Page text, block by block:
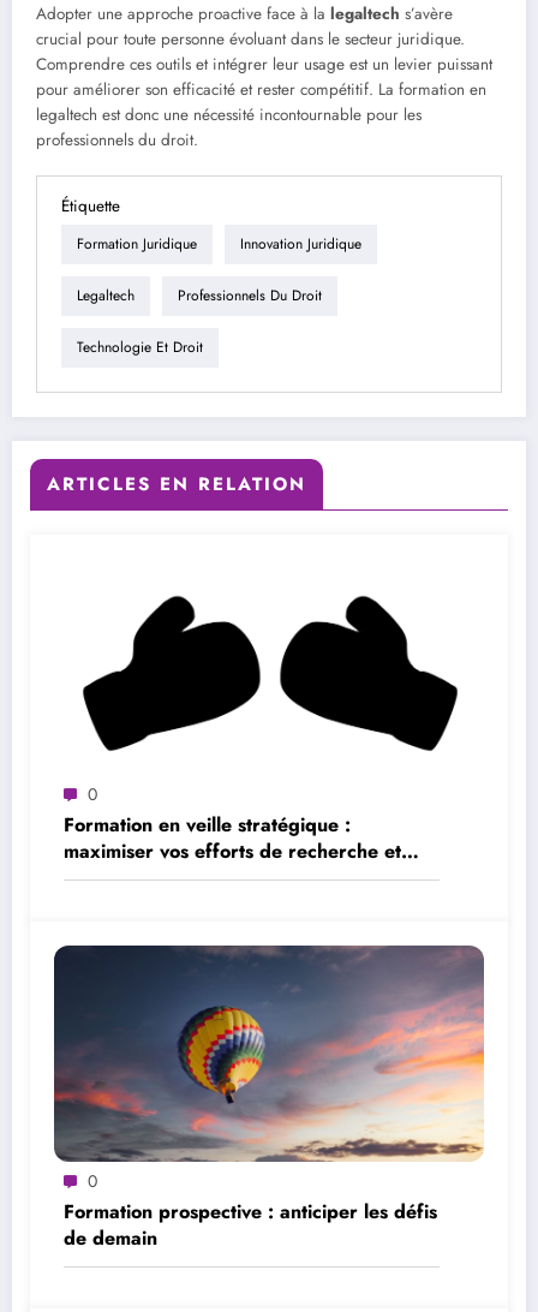
Adopter une approche proactive face à la legaltech s’avère
crucial pour toute personne évoluant dans le secteur juridique.
Comprendre ces outils et intégrer leur usage est un levier puissant
pour améliorer son efficacité et rester compétitif. La formation en
legaltech est donc une nécessité incontournable pour les
professionnels du droit.
Étiquette
Formation Juridique Innovation Juridique
Legaltech Professionnels Du Droit
Technologie Et Droit
ARTICLES EN RELATION
0
Formation en veille stratégique :
maximiser vos efforts de recherche et
d’analyse
0
Formation prospective : anticiper les défis
de demain